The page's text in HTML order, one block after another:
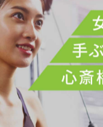
化は一時的なもの
ことが重要です。トレ
イルに合わせて提案
質改善や、健康的な